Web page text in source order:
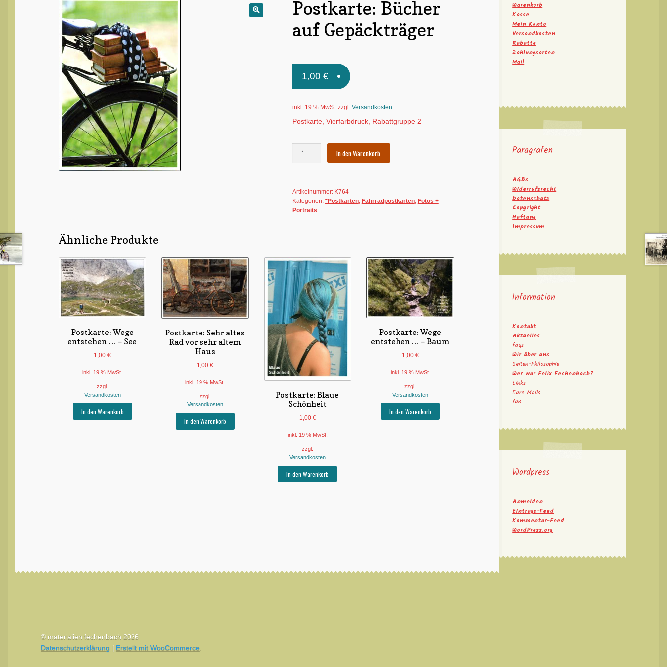
Postkarte: Bücher
auf Gepäckträger
1,00€
inkl. 19 % MwSt. zzgl. Versandkosten
Postkarte, Vierfarbdruck, Rabattgruppe 2
Menge
In den Warenkorb
Artikelnummer: K764
Kategorien: *Postkarten, Fahrradpostkarten, Fotos +
Portraits
Ähnliche Produkte
Postkarte: Wege
entstehen … – See
1,00€
inkl. 19 % MwSt.
zzgl.
Versandkosten
In den Warenkorb
Postkarte: Sehr altes
Rad vor sehr altem
Haus
1,00€
inkl. 19 % MwSt.
zzgl.
Versandkosten
In den Warenkorb
Postkarte: Blaue
Schönheit
1,00 €
inkl. 19 % MwSt.
zzgl.
Versandkosten
In den Warenkorb
Postkarte: Wege
entstehen … – Baum
1,00 €
inkl. 19 % MwSt.
zzgl.
Versandkosten
In den Warenkorb
Warenkorb
Kasse
Mein Konto
Versandkosten
Rabatte
Zahlungsarten
Mail
Paragrafen
AGBs
Widerrufsrecht
Datenschutz
Copyright
Haftung
Impressum
Information
Kontakt
Aktuelles
faqs
Wir über uns
Seiten-Philosophie
Wer war Felix Fechenbach?
Links
Eure Mails
fun
Wordpress
Anmelden
Eintrags-Feed
Kommentar-Feed
WordPress.org
© materialien fechenbach 2026
Datenschutzerklärung
Erstellt mit WooCommerce